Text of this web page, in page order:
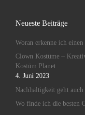
Neueste Beiträge
Woran erkenne ich einen
Clown Kostüme –
Kostüm Planet
4. Juni 2023
Nachhaltigkeit geht
Wo finde ich die besten